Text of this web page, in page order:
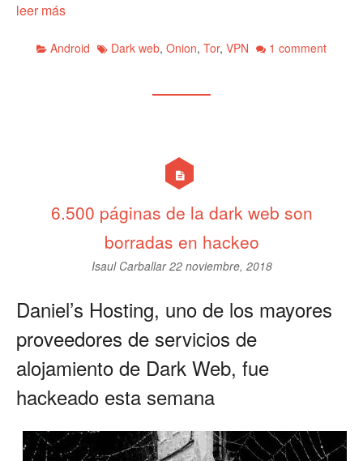
leer más
Android Dark web, Onion, Tor, VPN 1 comment
6.500 páginas de la dark web son
borradas en hackeo
Isaul Carballar22 noviembre, 2018
Daniel’s Hosting, uno de los mayores
proveedores de servicios de
alojamiento de Dark Web, fue
hackeado esta semana